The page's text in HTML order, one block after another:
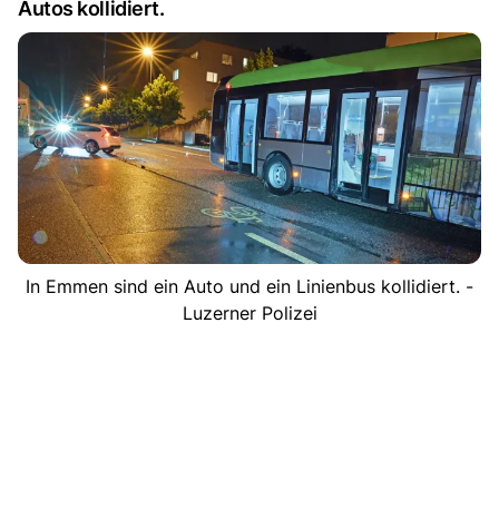
Autos kollidiert.
In Emmen sind ein Auto und ein Linienbus kollidiert. -
Luzerner Polizei